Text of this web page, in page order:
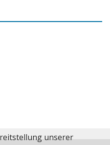
unserer